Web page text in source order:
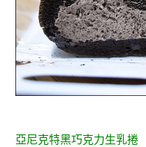
亞尼克特黑巧克力生乳捲